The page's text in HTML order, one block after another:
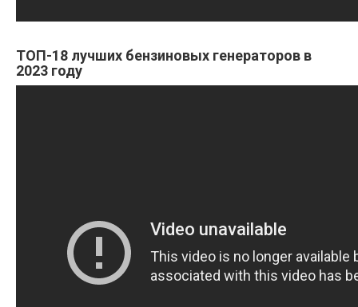
ТОП-18 лучших бензиновых генераторов в
2023 году